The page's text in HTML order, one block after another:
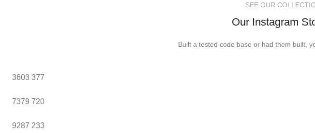
SEE OUR
Our Instagram
Built a tested code base or had them built,
3603 377
7379 720
9287 233